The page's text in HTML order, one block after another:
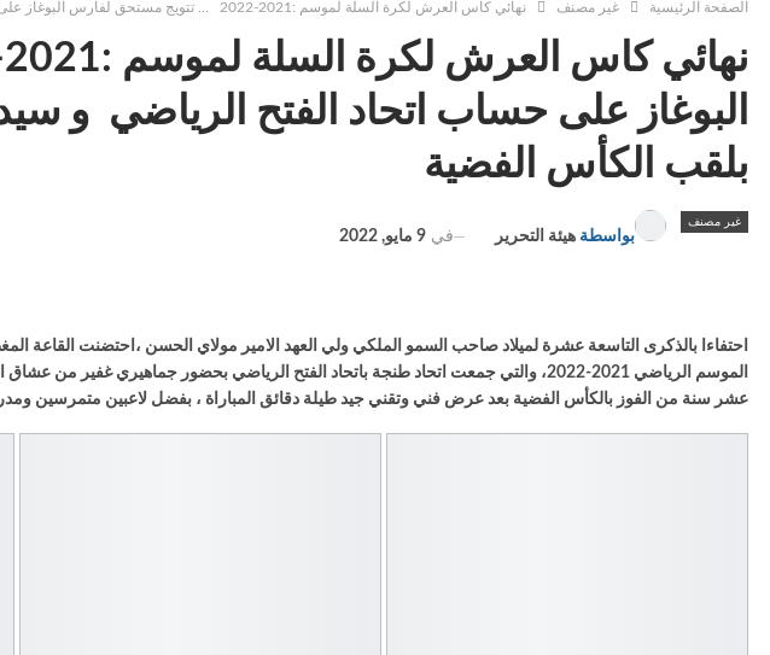
الصفحة الرئيسية غير مصنف نهائي كاس العرش لكرة السلة لموسم :2021-2022 … تتويج مستحق لفارس البوغاز على حساب اتحاد الفتح الرياضي و سيدات الكوكب المراكشي يحتفظن بلقب الكأس الفضية
البوغاز على حساب اتحاد الفتح الرياضي و
بلقب الكأس الفضية
غير مصنف
بواسطة هيئة التحرير في 9 مايو, 2022
احتفاءا بالذكرى التاسعة عشرة لميلاد صاحب السمو الملكي ولي العهد الامير مولاي الحسن ،احتضنت القاعة
الموسم الرياضي 2021-2022، والتي جمعت اتحاد طنجة باتحاد الفتح الرياضي بحضور
عشر سنة من الفوز بالكأس الفضية بعد عرض فني وتقني جيد طيلة دقائق المباراة ، بفضل لاعبين متمرسين